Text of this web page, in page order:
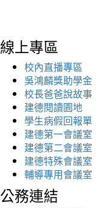
線上專區
校內直播專區
吳鴻麟獎助學金
校長爸爸說故事
建德閱讀園地
學生病假回報單
建德第一會議室
建德第二會議室
建德特殊會議室
輔導專用會議室
公務連結